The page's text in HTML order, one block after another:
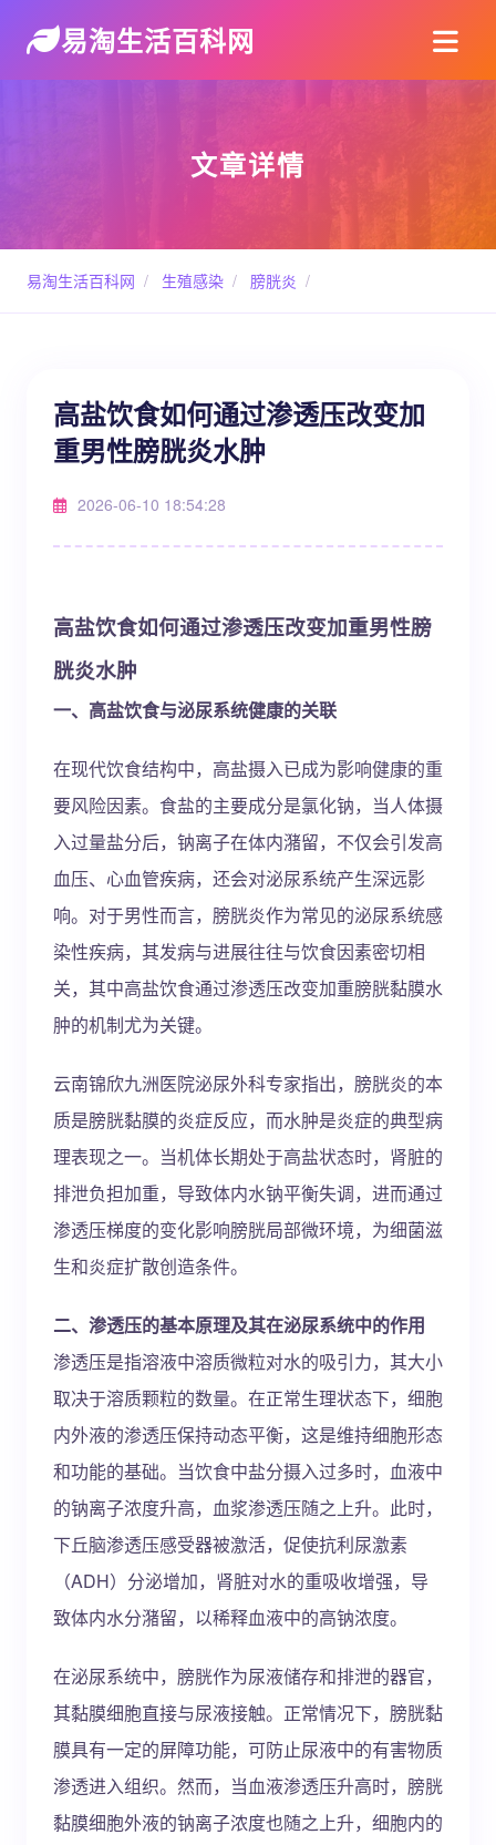
易淘生活百科网
文章详情
易淘生活百科网 / 生殖感染 / 膀胱炎 /
高盐饮食如何通过渗透压改变加
重男性膀胱炎水肿
2026-06-10 18:54:28
高盐饮食如何通过渗透压改变加重男性膀
胱炎水肿
一、高盐饮食与泌尿系统健康的关联
在现代饮食结构中，高盐摄入已成为影响健康的重
要风险因素。食盐的主要成分是氯化钠，当人体摄
入过量盐分后，钠离子在体内潴留，不仅会引发高
血压、心血管疾病，还会对泌尿系统产生深远影
响。对于男性而言，膀胱炎作为常见的泌尿系统感
染性疾病，其发病与进展往往与饮食因素密切相
关，其中高盐饮食通过渗透压改变加重膀胱黏膜水
肿的机制尤为关键。
云南锦欣九洲医院泌尿外科专家指出，膀胱炎的本
质是膀胱黏膜的炎症反应，而水肿是炎症的典型病
理表现之一。当机体长期处于高盐状态时，肾脏的
排泄负担加重，导致体内水钠平衡失调，进而通过
渗透压梯度的变化影响膀胱局部微环境，为细菌滋
生和炎症扩散创造条件。
二、渗透压的基本原理及其在泌尿系统中的作用
渗透压是指溶液中溶质微粒对水的吸引力，其大小
取决于溶质颗粒的数量。在正常生理状态下，细胞
内外液的渗透压保持动态平衡，这是维持细胞形态
和功能的基础。当饮食中盐分摄入过多时，血液中
的钠离子浓度升高，血浆渗透压随之上升。此时，
下丘脑渗透压感受器被激活，促使抗利尿激素
（ADH）分泌增加，肾脏对水的重吸收增强，导
致体内水分潴留，以稀释血液中的高钠浓度。
在泌尿系统中，膀胱作为尿液储存和排泄的器官，
其黏膜细胞直接与尿液接触。正常情况下，膀胱黏
膜具有一定的屏障功能，可防止尿液中的有害物质
渗透进入组织。然而，当血液渗透压升高时，膀胱
黏膜细胞外液的钠离子浓度也随之上升，细胞内的